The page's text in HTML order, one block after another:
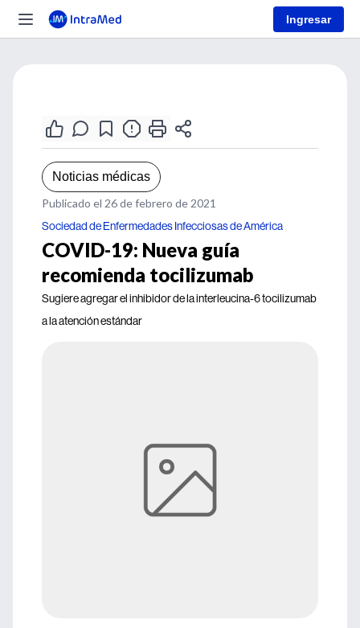
Ingresar
Noticias médicas
Publicado el 26 de febrero de 2021
Sociedad de Enfermedades Infecciosas de América
COVID-19: Nueva guía
recomienda tocilizumab
Sugiere agregar el inhibidor de la interleucina-6 tocilizumab
a la atención estándar